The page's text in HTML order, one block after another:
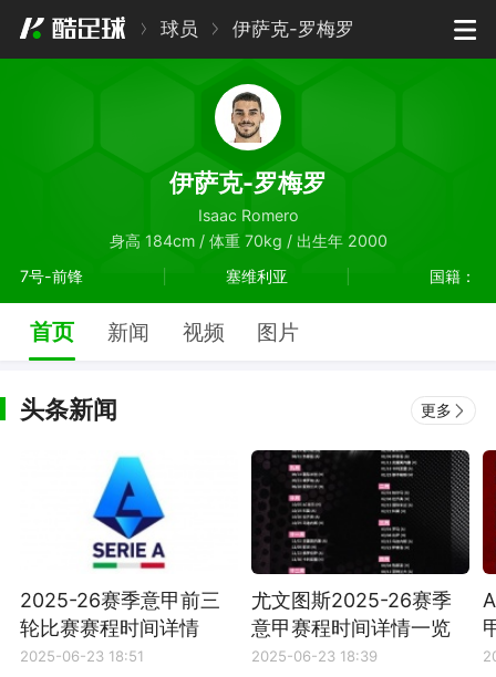
球员 伊萨克-罗梅罗
伊萨克-罗梅罗
Isaac Romero
身高 184cm / 体重 70kg / 出生年 2000
7号-前锋
塞维利亚 国籍：
首页 新闻 视频 图片
头条新闻 更多
2025-26赛季意甲前三
轮比赛赛程时间详情
2025-06-23 18:51
尤文图斯2025-26赛季
意甲赛程时间详情一览
2025-06-23 18:39